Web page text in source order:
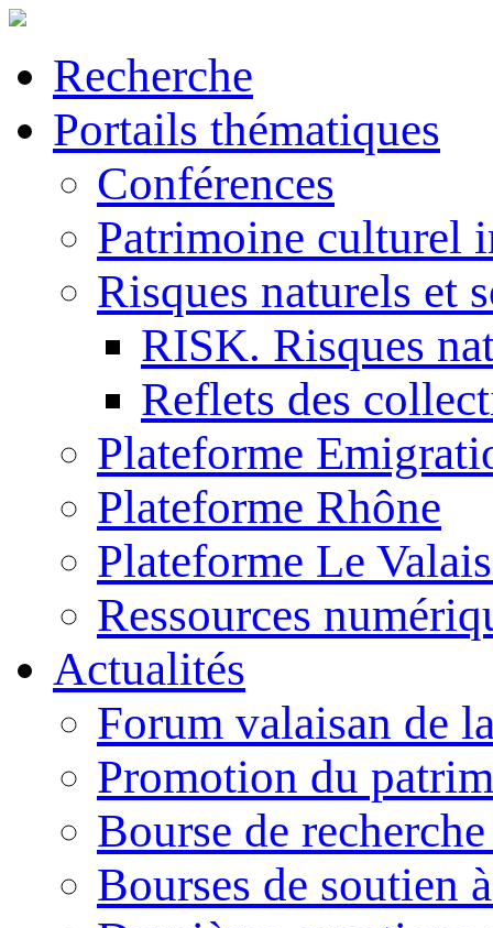
Recherche
Portails thématiques
Conférences
Patrimoine culturel
Risques naturels et
RISK. Risques
Reflets des
Plateforme
Plateforme Rhône
Plateforme Le
Ressources
Actualités
Forum valaisan de
Promotion du
Bourse de
Bourses de soutien